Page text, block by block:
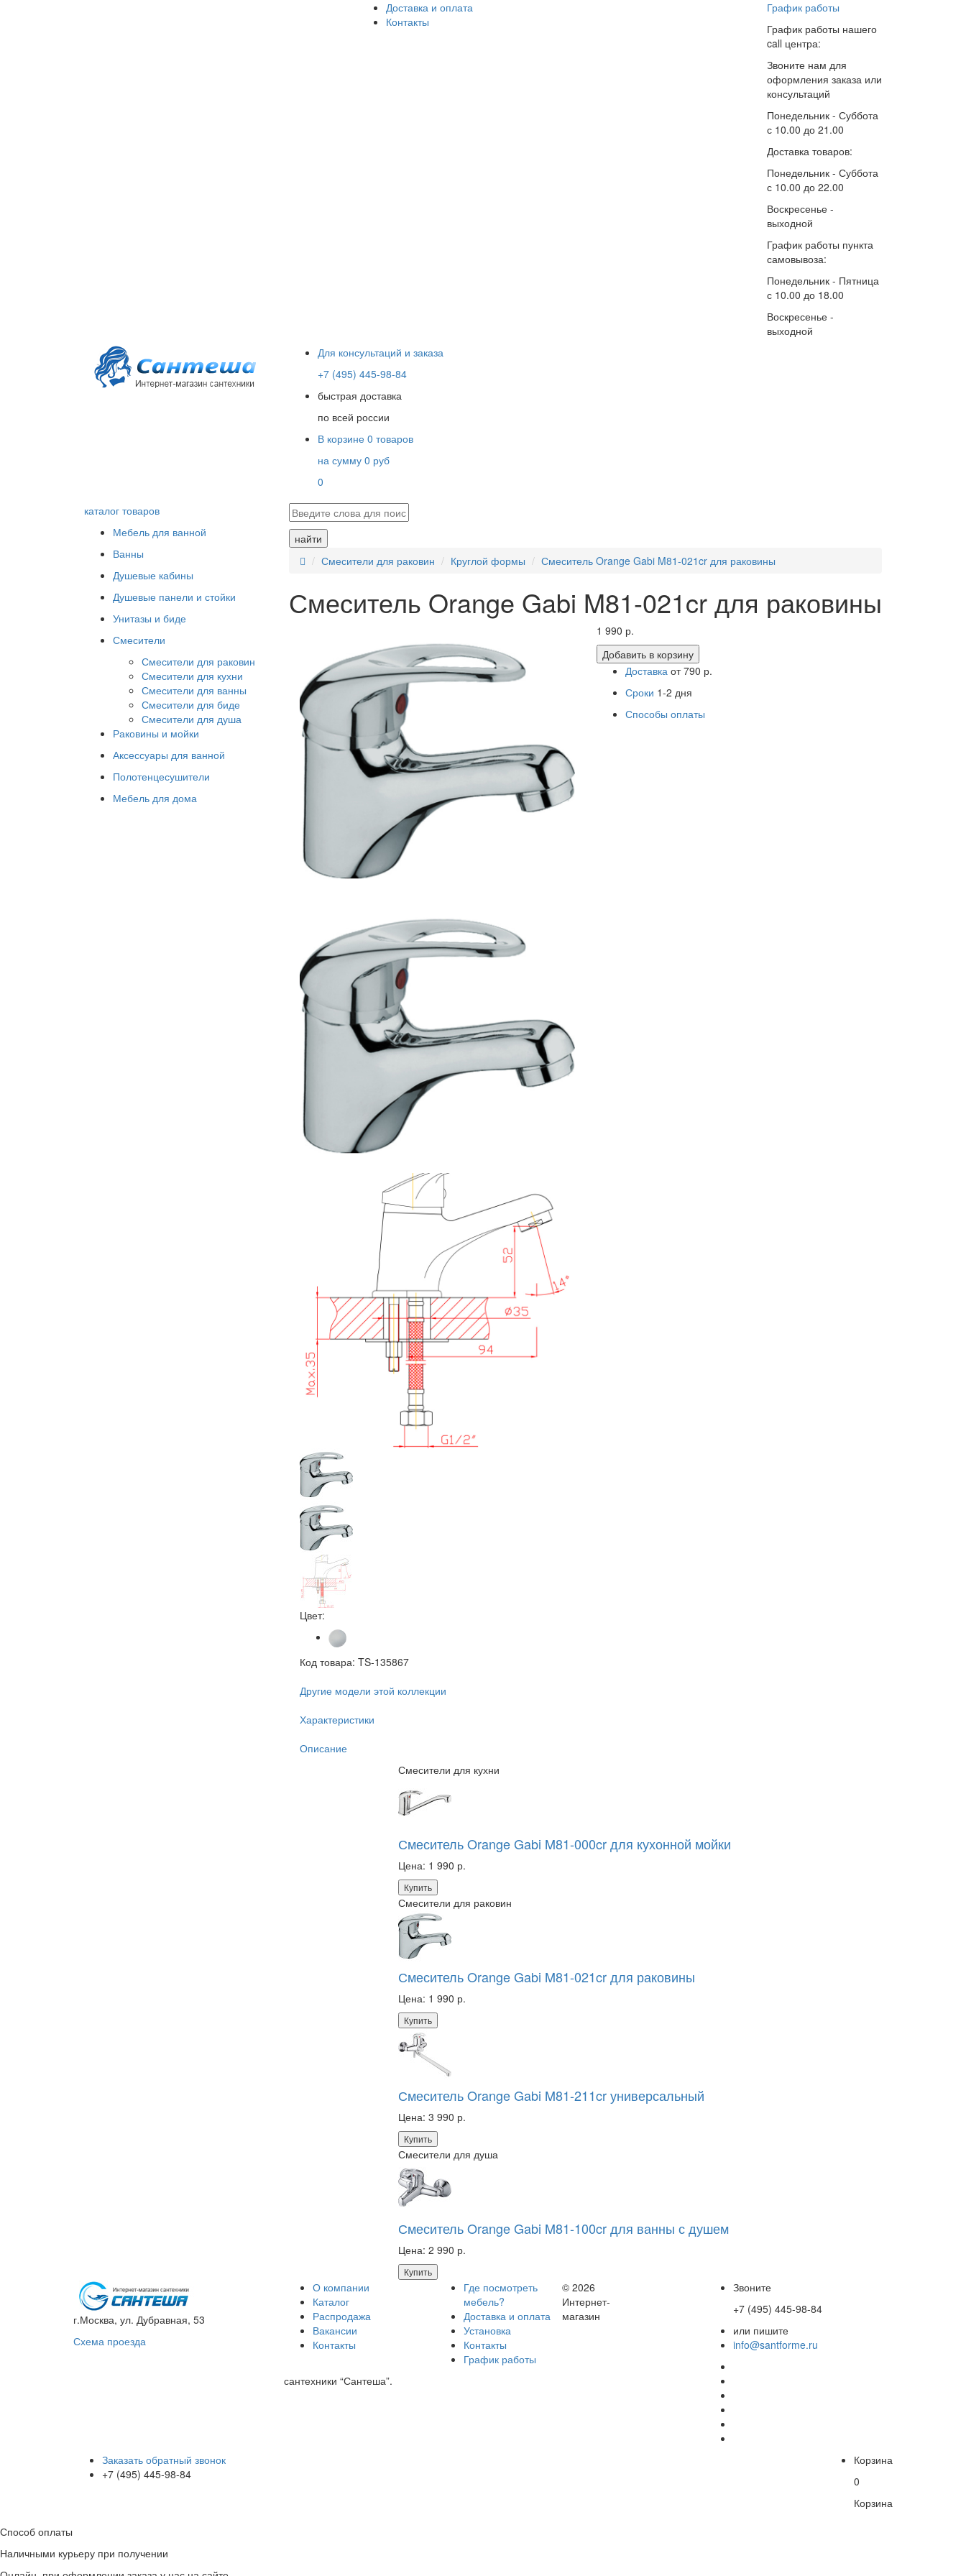
Доставка и оплата
Контакты
График работы
График работы нашего
call центра:
Звоните нам для
оформления заказа или
консультаций
Понедельник - Суббота
с 10.00 до 21.00
Доставка товаров:
Понедельник - Суббота
с 10.00 до 22.00
Воскресенье -
выходной
График работы пункта
самовывоза:
Понедельник - Пятница
с 10.00 до 18.00
Воскресенье -
выходной
Для консультаций и заказа
+7 (495) 445-98-84
быстрая доставка
по всей россии
В корзине 0 товаров
на сумму 0 руб
0
каталог товаров
Мебель для ванной
Ванны
Душевые кабины
Душевые панели и стойки
Унитазы и биде
Смесители
Смесители для раковин
Смесители для кухни
Смесители для ванны
Смесители для биде
Смесители для душа
Раковины и мойки
Аксессуары для ванной
Полотенцесушители
Мебель для дома
найти
Смесители для раковин
Круглой формы Смеситель Orange Gabi M81-021cr для раковины
Смеситель Orange Gabi M81-021cr для раковины
Цвет:
Код товара: TS-135867
1 990 р.
Добавить вкорзину
Доставкаот 790 р.
Сроки 1-2 дня
Способы оплаты
Другие модели этой коллекции
Характеристики
Описание
Смесители для кухни
Смеситель Orange Gabi M81-000cr для кухонной мойки
Цена: 1 990 р.
Купить
Смесители для раковин
Смеситель Orange Gabi M81-021cr для раковины
Цена: 1 990 р.
Купить
Смеситель Orange Gabi M81-211cr универсальный
Цена:3 990 р.
Купить
Смесители для душа
Смеситель Orange Gabi M81-100cr для ванны с душем
Цена:2 990 р.
Купить
г.Москва, ул. Дубравная, 53
Схема проезда
О компании
Каталог
Распродажа
Вакансии
Контакты
Где посмотреть
мебель?
Доставка и оплата
Установка
Контакты
График работы
© 2026
Интернет-
магазин
сантехники “Сантеша”.
Звоните
+7 (495) 445-98-84
или пишите
info@santforme.ru
Корзина
0
Корзина
Заказать обратный звонок
+7 (495) 445-98-84
Способ оплаты
Наличными курьеру при получении